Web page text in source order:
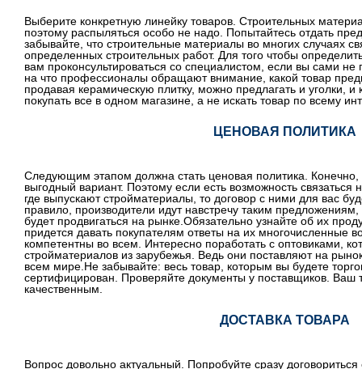
Выберите конкретную линейку товаров. Строительных
поэтому распыляться особо не надо. Попытайтесь отдать
забывайте, что строительные материалы во многих случаях
определенных строительных работ. Для того чтобы
вам проконсультироваться со специалистом, если вы сами
на что профессионалы обращают внимание, какой товар
продавая керамическую плитку, можно предлагать и уголки, и
покупать все в одном магазине, а не искать товар по всему
ЦЕНОВАЯ ПОЛИТИКА
Следующим этапом должна стать ценовая политика.
выгодный вариант. Поэтому если есть возможность
где выпускают стройматериалы, то договор с ними для вас
правило, производители идут навстречу таким
будет продвигаться на рынке.Обязательно узнайте об их
придется давать покупателям ответы на их многочисленные
компетентны во всем. Интересно поработать с оптовиками,
стройматериалов из зарубежья. Ведь они поставляют на
всем мире.Не забывайте: весь товар, которым вы будете
сертифицирован. Проверяйте документы у поставщиков. Ваш
качественным.
ДОСТАВКА ТОВАРА
Вопрос довольно актуальный. Попробуйте сразу